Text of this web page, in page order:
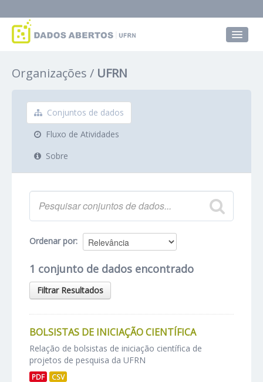
Grupos
Sobre
Organizações UFRN
Conjuntos de dados
Fluxo de Atividades
Sobre
Ordenar por
1 conjunto de dados encontrado
Filtrar Resultados
BOLSISTAS DE INICIAÇÃO CIENTÍFICA
Relação de bolsistas de iniciação científica de
projetos de pesquisa da UFRN
PDF CSV